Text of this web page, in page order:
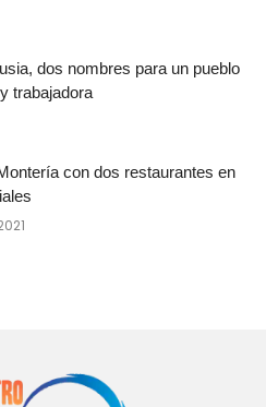
dos nombres para un pueblo
trabajadora
con dos restaurantes en